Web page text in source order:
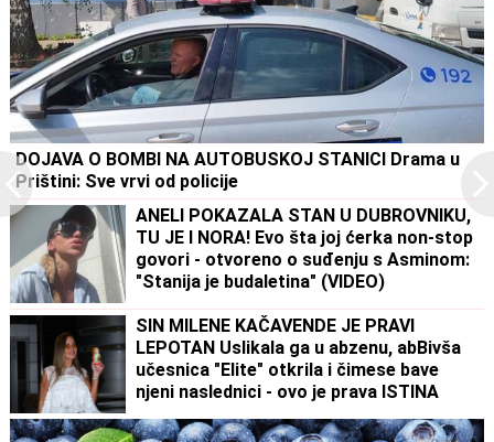
DOJAVA O BOMBI NA AUTOBUSKOJ STANICI Drama u
Prištini: Sve vrvi od policije
ANELI POKAZALA STAN U DUBROVNIKU,
TU JE I NORA! Evo šta joj ćerka non-stop
govori - otvoreno o suđenju s Asminom:
"Stanija je budaletina" (VIDEO)
SIN MILENE KAČAVENDE JE PRAVI
LEPOTAN Uslikala ga u abzenu, abBivša
učesnica "Elite" otkrila i čimese bave
njeni naslednici - ovo je prava ISTINA